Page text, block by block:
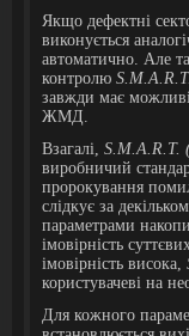
Якщо дефектні
виконується
автоматично. Але
контролю S.M.A.R. T
завжди має
ЖМД.
Взагалі, S.M.A.R. T.
виробничий
пророкування
слідкує за
параметрами
імовірність
імовірність висока,
користувачеві на
Для кожного